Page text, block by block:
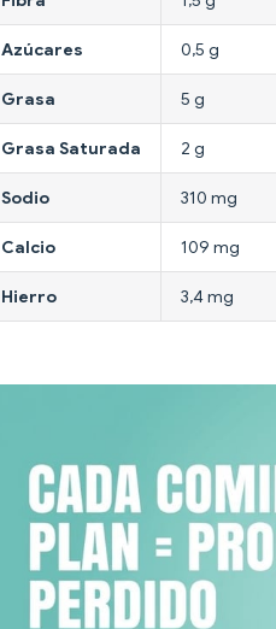
Azúcares 0,5 g
Grasa 5 g
Grasa Saturada 2 g
Sodio 310 mg
Calcio 109 mg
Hierro 3,4 mg